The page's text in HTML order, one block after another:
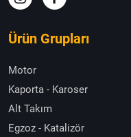
Ürün Grupları
Motor
Kaporta - Karoser
Alt Takım
Egzoz - Katalizör